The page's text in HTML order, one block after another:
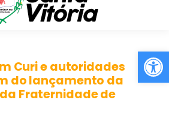
Curi e autoridades
do lançamento da
Fraternidade de